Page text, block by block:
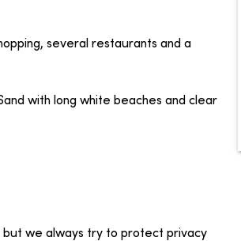
several restaurants and a
with long white beaches and clear
but we always try to protect privacy